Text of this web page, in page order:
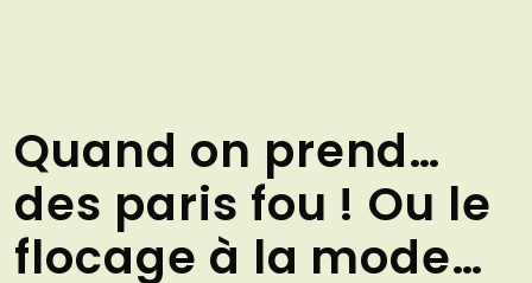
Quand on prend…
des paris fou ! Ou le
flocage à la mode…